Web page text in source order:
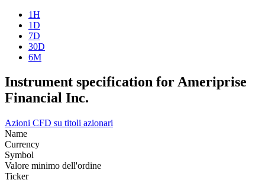
1H
1D
7D
30D
6M
Instrument specification for Ameriprise
Financial Inc.
Azioni CFD su titoli azionari
Name
Currency
Symbol
Valore minimo dell'ordine
Ticker